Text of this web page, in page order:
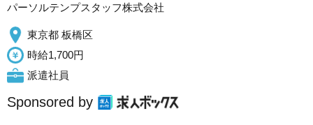
パーソルテンプスタッフ株式会社
東京都 板橋区
時給1,700円
派遣社員
Sponsored by